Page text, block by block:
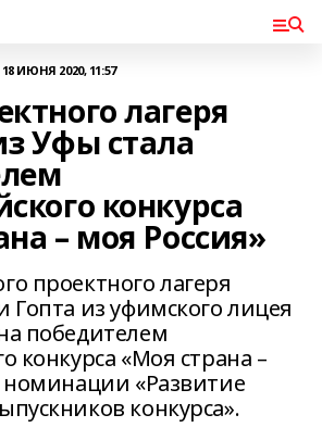
18 ИЮНЯ 2020, 11:57
лагеря
Уфы стала
конкурса
– моя Россия»
проектного лагеря
Гопта из уфимского лицея
победителем
конкурса «Моя страна –
номинации «Развитие
конкурса».